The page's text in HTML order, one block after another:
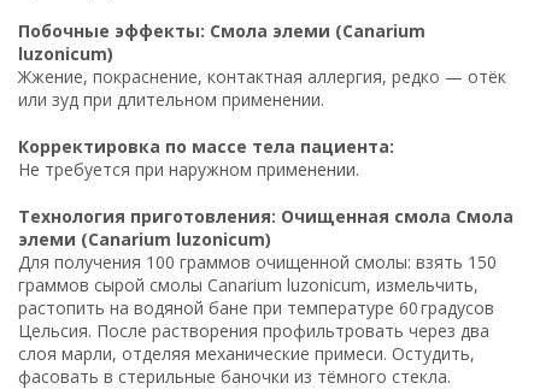
Побочные эффекты: Смола элеми (Canarium
luzonicum)
Жжение, покраснение, контактная аллергия, редко — отёк
или зуд при длительном применении.
Корректировка по массе тела пациента:
Не требуется при наружном применении.
Технология приготовления: Очищенная смола Смола
элеми (Canarium luzonicum)
Для получения 100 граммов очищенной смолы: взять 150
граммов сырой смолы Canarium luzonicum, измельчить,
растопить на водяной бане при температуре 60 градусов
Цельсия. После растворения профильтровать через два
слоя марли, отделяя механические примеси. Остудить,
фасовать в стерильные баночки из тёмного стекла.